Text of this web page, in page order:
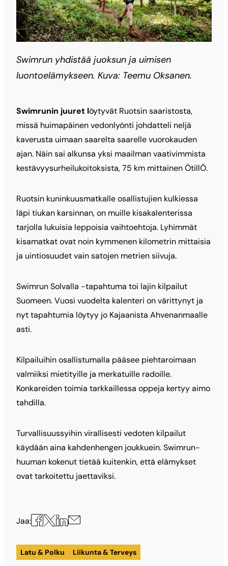
Swimrun yhdistää juoksun ja uimisen
luontoelämykseen. Kuva: Teemu Oksanen.
Swimrunin juuret löytyvät Ruotsin saaristosta,
missä huimapäinen vedonlyönti johdatteli neljä
kaverusta uimaan saarelta saarelle vuorokauden
ajan. Näin sai alkunsa yksi maailman vaativimmista
kestävyysurheilukoitoksista, 75 km mittainen ÖtillÖ.
Ruotsin kuninkuusmatkalle osallistujien kulkiessa
läpi tiukan karsinnan, on muille kisakalenterissa
tarjolla lukuisia leppoisia vaihtoehtoja. Lyhimmät
kisamatkat ovat noin kymmenen kilometrin mittaisia
ja uintiosuudet vain satojen metrien siivuja.
Swimrun Solvalla -tapahtuma toi lajin kilpailut
Suomeen. Vuosi vuodelta kalenteri on värittynyt ja
nyt tapahtumia löytyy jo Kajaanista Ahvenanmaalle
asti.
Kilpailuihin osallistumalla pääsee piehtaroimaan
valmiiksi mietityille ja merkatuille radoille.
Konkareiden toimia tarkkaillessa oppeja kertyy aimo
tahdilla.
Turvallisuussyihin virallisesti vedoten kilpailut
käydään aina kahdenhengen joukkuein. Swimrun-
huuman kokenut tietää kuitenkin, että elämykset
ovat tarkoitettu jaettaviksi.
Jaa: Jaa
Facebookissa
Jaa
X:ssä
Jaa
LinkedInissä
Jaa
sähköpostilla
Latu & Polku Liikunta & Terveys